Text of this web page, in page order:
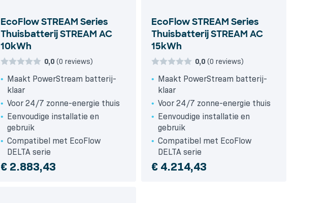
EcoFlow STREAM Series
Thuisbatterij STREAM AC
10kWh
0,0 (0 reviews)
Maakt PowerStream batterij-
klaar
Voor 24/7 zonne-energie thuis
Eenvoudige installatie en
gebruik
Compatibel met EcoFlow
DELTA serie
€ 2.883,43
EcoFlow STREAM Series
Thuisbatterij STREAM AC
15kWh
0,0(0 reviews)
Maakt PowerStream batterij-
klaar
Voor 24/7 zonne-energie thuis
Eenvoudige installatie en
gebruik
Compatibel met EcoFlow
DELTA serie
€4.214,43